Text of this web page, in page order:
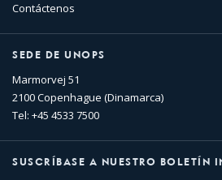
Contáctenos
SEDE DE UNOPS
Marmorvej 51
2100 Copenhague (Dinamarca)
Tel: +45 4533 7500
SUSCRÍBASE A NUESTRO BOLETÍN